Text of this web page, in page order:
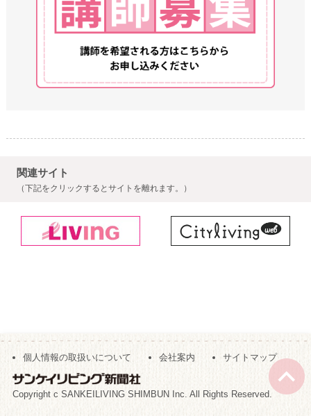
関連サイト
（下記をクリックするとサイトを離れます。）
個人情報の取扱いについて 会社案内 サイトマップ
Copyright c SANKEILIVING SHIMBUN Inc. All Rights Reserved.